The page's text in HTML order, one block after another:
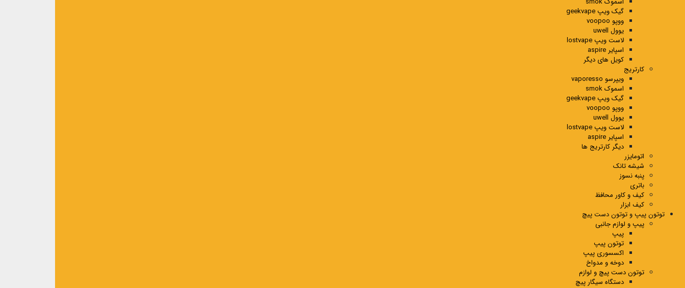
گیک ویپ geekvape
ووپو voopoo
یوول uwell
لاست ویپ lostvape
اسپایر aspire
کویل های دیگر
کارتریج
ویپرسو vaporesso
اسموک smok
گیک ویپ geekvape
ووپو voopoo
یوول uwell
لاست ویپ lostvape
اسپایر aspire
دیگر کارتریج ها
اتومایزر
شیشه تانک
پنبه نسوز
باتری
کیف و کاور محافظ
کیف ابزار
توتون پیپ و توتون دست پیچ
پیپ و لوازم جانبی
پیپ
توتون پیپ
اکسسوری پیپ
دوخه و مدواخ
توتون دست پیچ و لوازم
دستگاه سیگار پیچ